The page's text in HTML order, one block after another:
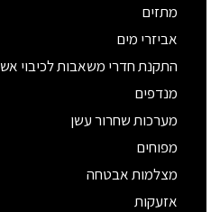
מתזים
אביזרי מים
התקנת חדרי משאבות לכיבוי אש
מנדפים
מערכות שחרור עשן
מפוחים
מצלמות אבטחה
אזעקות